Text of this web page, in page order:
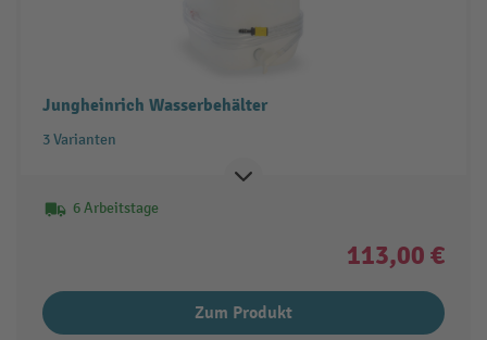
Jungheinrich Wasserbehälter
3 Varianten
6 Arbeitstage
113,00 €
Zum Produkt